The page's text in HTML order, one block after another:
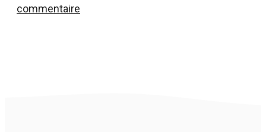
commentaire